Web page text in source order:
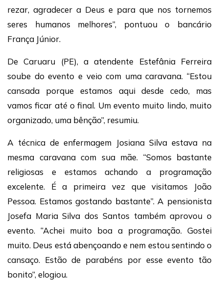
rezar, agradecer a Deus e para que nos tornemos
seres humanos melhores”, pontuou o bancário
França Júnior.
De Caruaru (PE), a atendente Estefânia Ferreira
soube do evento e veio com uma caravana. “Estou
cansada porque estamos aqui desde cedo, mas
vamos ficar até o final. Um evento muito lindo, muito
organizado, uma bênção”, resumiu.
A técnica de enfermagem Josiana Silva estava na
mesma caravana com sua mãe. “Somos bastante
religiosas e estamos achando a programação
excelente. É a primeira vez que visitamos João
Pessoa. Estamos gostando bastante”. A pensionista
Josefa Maria Silva dos Santos também aprovou o
evento. “Achei muito boa a programação. Gostei
muito. Deus está abençoando e nem estou sentindo o
cansaço. Estão de parabéns por esse evento tão
bonito”, elogiou.